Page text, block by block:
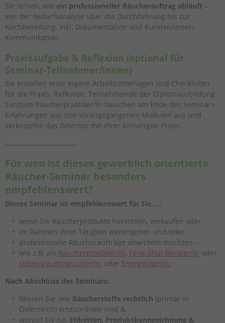
Sie lernen, wie ein professioneller Räucherauftrag abläuft –
von der Bedarfsanalyse über die Durchführung bis zur
Nachbereitung, inkl. Dokumentation und Kunden/innen-
Kommunikation.
Praxisaufgabe & Reflexion (optional für
Seminar-Teilnehmer/innen)
Sie erstellen erste eigene Arbeitsunterlagen und Checklisten
für die Praxis. Reflexion: Teilnehmende der Diplomausbildung
zur/zum Räucherpraktiker/in tauschen am Ende des Seminars
Erfahrungen aus den vorangegangenen Modulen aus und
verknüpfen das Gelernte mit ihrer bisherigen Praxis.
Für wen ist dieses gewerblich orientierte
Räucher-Seminar besonders
empfehlenswert?
Dieses Seminar ist empfehlenswert für Sie, …
wenn Sie Räucherprodukte herstellen, verkaufen oder
im Rahmen ihrer Tätigkeit weitergeben und/oder
professionelle Räucheraufträge abwickeln möchten –
wie z.B. als Räucherpraktiker/in, Feng-Shui-Berater/in oder
Lebensraumconsulter/in oder Energetiker/in.
Nach Abschluss des Seminars:
Wissen Sie, wie Räucherstoffe rechtlich (primär in
Österreich) einzuordnen sind &
worauf Sie bei Etiketten, Produktkennzeichnung &